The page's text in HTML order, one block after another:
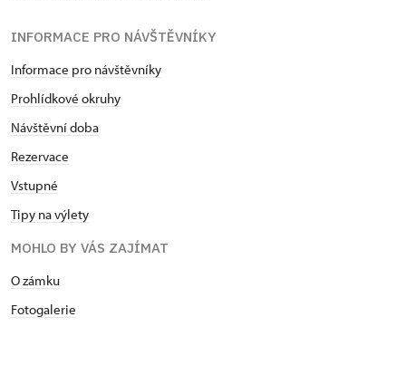
INFORMACE PRO NÁVŠTĚVNÍKY
Informace pro návštěvníky
Prohlídkové okruhy
Návštěvní doba
Rezervace
Vstupné
Tipy na výlety
MOHLO BY VÁS ZAJÍMAT
O zámku
Fotogalerie